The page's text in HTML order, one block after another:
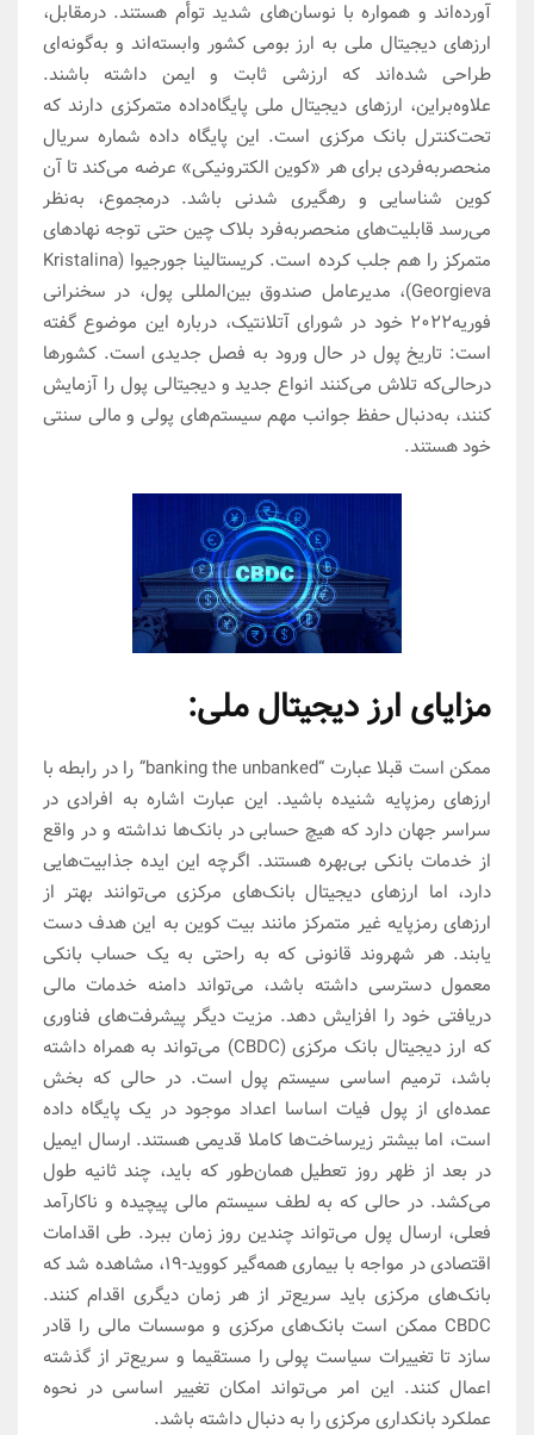
آورده‌اند و همواره با نوسان‌های شدید توأم هستند. درمقابل،
ارزهای دیجیتال ملی به ارز بومی کشور وابسته‌اند و به‌‌گونه‌ای
طراحی شده‌اند که ارزشی ثابت و ایمن داشته باشند.
علاوه‌بر‌این، ارزهای دیجیتال ملی پایگاه‌داده‌ متمرکزی دارند که
تحت‌کنترل بانک مرکزی است. این پایگاه داده شماره سریال
منحصربه‌فردی برای هر «کوین الکترونیکی» عرضه می‌کند تا آن
کوین شناسایی و رهگیری شدنی باشد. در‌مجموع، به‌نظر
می‌رسد قابلیت‌های منحصربه‌فرد بلاک چین حتی توجه نهادهای
متمرکز را هم جلب کرده است. کریستالینا جورجیوا (Kristalina
Georgieva)، مدیرعامل صندوق بین‌المللی پول، در سخنرانی
فوریه‌۲۰۲۲ خود در شورای آتلانتیک، درباره این موضوع گفته
است: تاریخ پول در حال ورود به فصل جدیدی است. کشورها
درحالی‌که تلاش می‌کنند انواع جدید و دیجیتالی پول را آزمایش
کنند، به‌دنبال حفظ جوانب مهم سیستم‌های پولی و مالی سنتی
خود هستند.
مزایای ارز دیجیتال ملی:
ممکن است قبلا عبارت “banking the unbanked” را در رابطه با
ارزهای رمزپایه شنیده باشید. این عبارت اشاره به افرادی در
سراسر جهان دارد که هیچ حسابی در بانک‌ها نداشته و در واقع
از خدمات بانکی بی‌بهره هستند. اگرچه این ایده جذابیت‌هایی
دارد، اما ارزهای دیجیتال بانک‌های مرکزی می‌توانند بهتر از
ارزهای رمزپایه غیر متمرکز مانند بیت کوین به این هدف دست
یابند. هر شهروند قانونی که به راحتی به یک حساب بانکی
معمول دسترسی داشته باشد، می‌تواند دامنه خدمات مالی
دریافتی خود را افزایش دهد. مزیت دیگر پیشرفت‌های فناوری
که ارز دیجیتال بانک مرکزی (CBDC) می‌تواند به همراه داشته
باشد، ترمیم اساسی سیستم پول است. در حالی که بخش
عمده‌ای از پول فیات اساسا اعداد موجود در یک پایگاه داده
است، اما بیشتر زیرساخت‌ها کاملا قدیمی هستند. ارسال ایمیل
در بعد از ظهر روز تعطیل همان‌طور که باید، چند ثانیه طول
می‌کشد. در حالی که به لطف سیستم مالی پیچیده و ناکارآمد
فعلی، ارسال پول می‌تواند چندین روز زمان ببرد. طی اقدامات
اقتصادی در مواجه با بیماری همه‌گیر کووید-19، مشاهده شد که
بانک‌های مرکزی باید سریع‌تر از هر زمان دیگری اقدام کنند.
CBDC ممکن است بانک‌های مرکزی و موسسات مالی را قادر
سازد تا تغییرات سیاست پولی را مستقیما و سریع‌تر از گذشته
اعمال کنند. این امر می‌تواند امکان تغییر اساسی در نحوه
عملکرد بانکداری مرکزی را به دنبال داشته باشد.